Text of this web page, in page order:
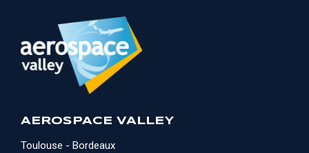
AEROSPACE VALLEY
Toulouse - Bordeaux